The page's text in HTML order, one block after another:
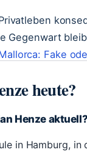
Gegenwart
Fake
heute?
Henze
in Hamburg,